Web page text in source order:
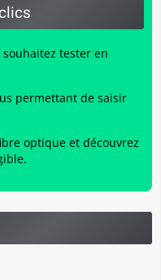
tester en
permettant de saisir
optique et découvrez